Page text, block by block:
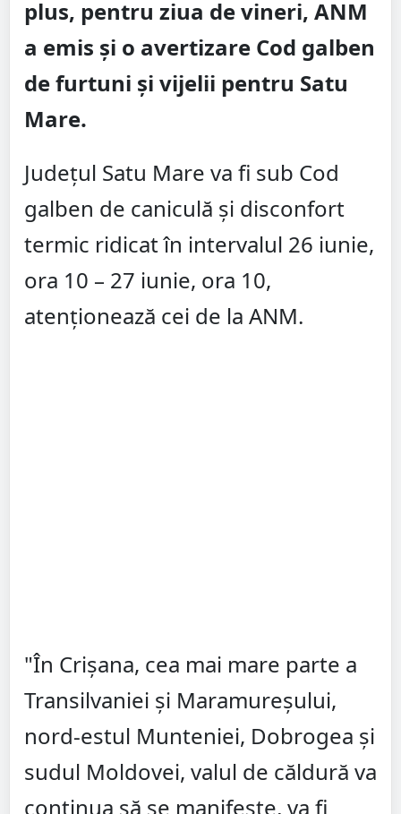
plus, pentru ziua de vineri, ANM
a emis și o avertizare Cod galben
de furtuni și vijelii pentru Satu
Mare.
Județul Satu Mare va fi sub Cod
galben de caniculă și disconfort
termic ridicat în intervalul 26 iunie,
ora 10 – 27 iunie, ora 10,
atenționează cei de la ANM.
"În Crișana, cea mai mare parte a
Transilvaniei și Maramureșului,
nord-estul Munteniei, Dobrogea și
sudul Moldovei, valul de căldură va
continua să se manifeste, va fi